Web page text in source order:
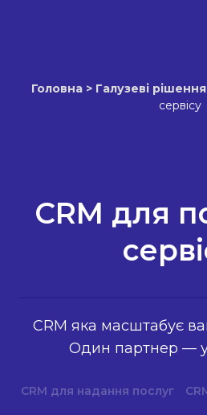
Головна > Галузеві рішення
сервісу
CRM для
CRM яка масштабує
Один партнер —
CRM для надання послуг